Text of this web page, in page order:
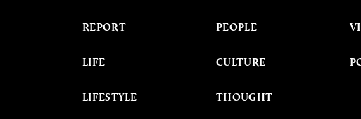
REPORT
LIFE
LIFESTYLE
PEOPLE
CULTURE
THOUGHT